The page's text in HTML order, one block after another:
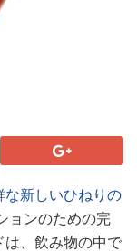
な新しいひねりの
ョンのための完
は、飲み物の中で